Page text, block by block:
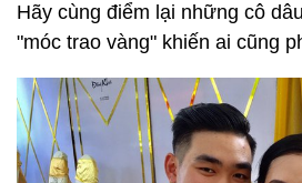
Hãy cùng điểm lại những cô
"móc trao vàng" khiến ai cũng